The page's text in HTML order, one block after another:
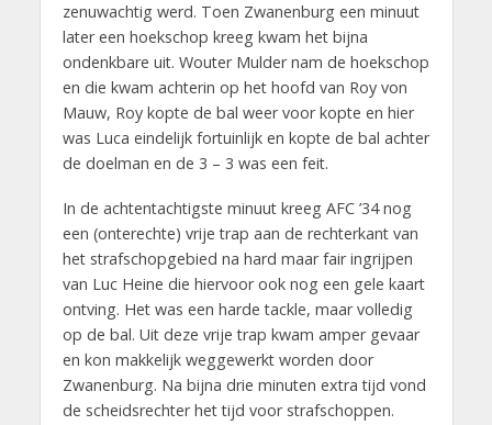
zenuwachtig werd. Toen Zwanenburg een minuut
later een hoekschop kreeg kwam het bijna
ondenkbare uit. Wouter Mulder nam de hoekschop
en die kwam achterin op het hoofd van Roy von
Mauw, Roy kopte de bal weer voor kopte en hier
was Luca eindelijk fortuinlijk en kopte de bal achter
de doelman en de 3 – 3 was een feit.
In de achtentachtigste minuut kreeg AFC ’34 nog
een (onterechte) vrije trap aan de rechterkant van
het strafschopgebied na hard maar fair ingrijpen
van Luc Heine die hiervoor ook nog een gele kaart
ontving. Het was een harde tackle, maar volledig
op de bal. Uit deze vrije trap kwam amper gevaar
en kon makkelijk weggewerkt worden door
Zwanenburg. Na bijna drie minuten extra tijd vond
de scheidsrechter het tijd voor strafschoppen.